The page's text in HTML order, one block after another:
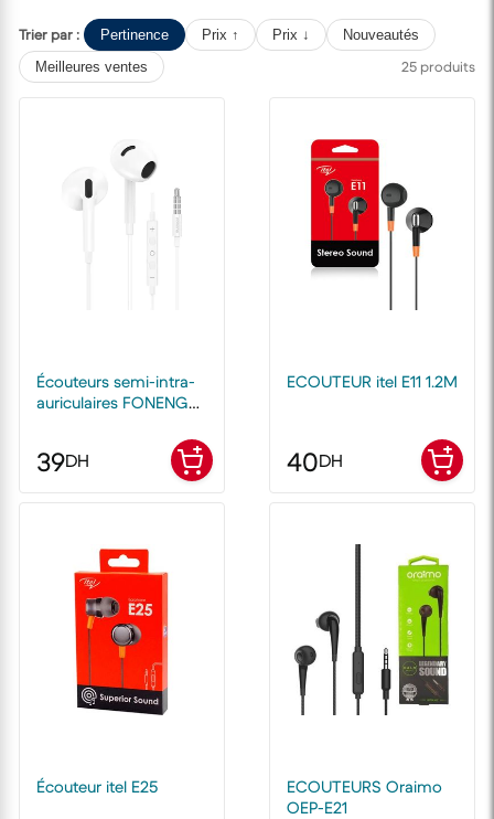
Trier par : Pertinence Prix ↑ Prix ↓
Nouveautés
Meilleures ventes
25 produits
Écouteurs semi-intra-
auriculaires FONENG
39DH
ECOUTEUR itel E11 1.2M
40DH
Écouteur itel E25
ECOUTEURS Oraimo
OEP-E21